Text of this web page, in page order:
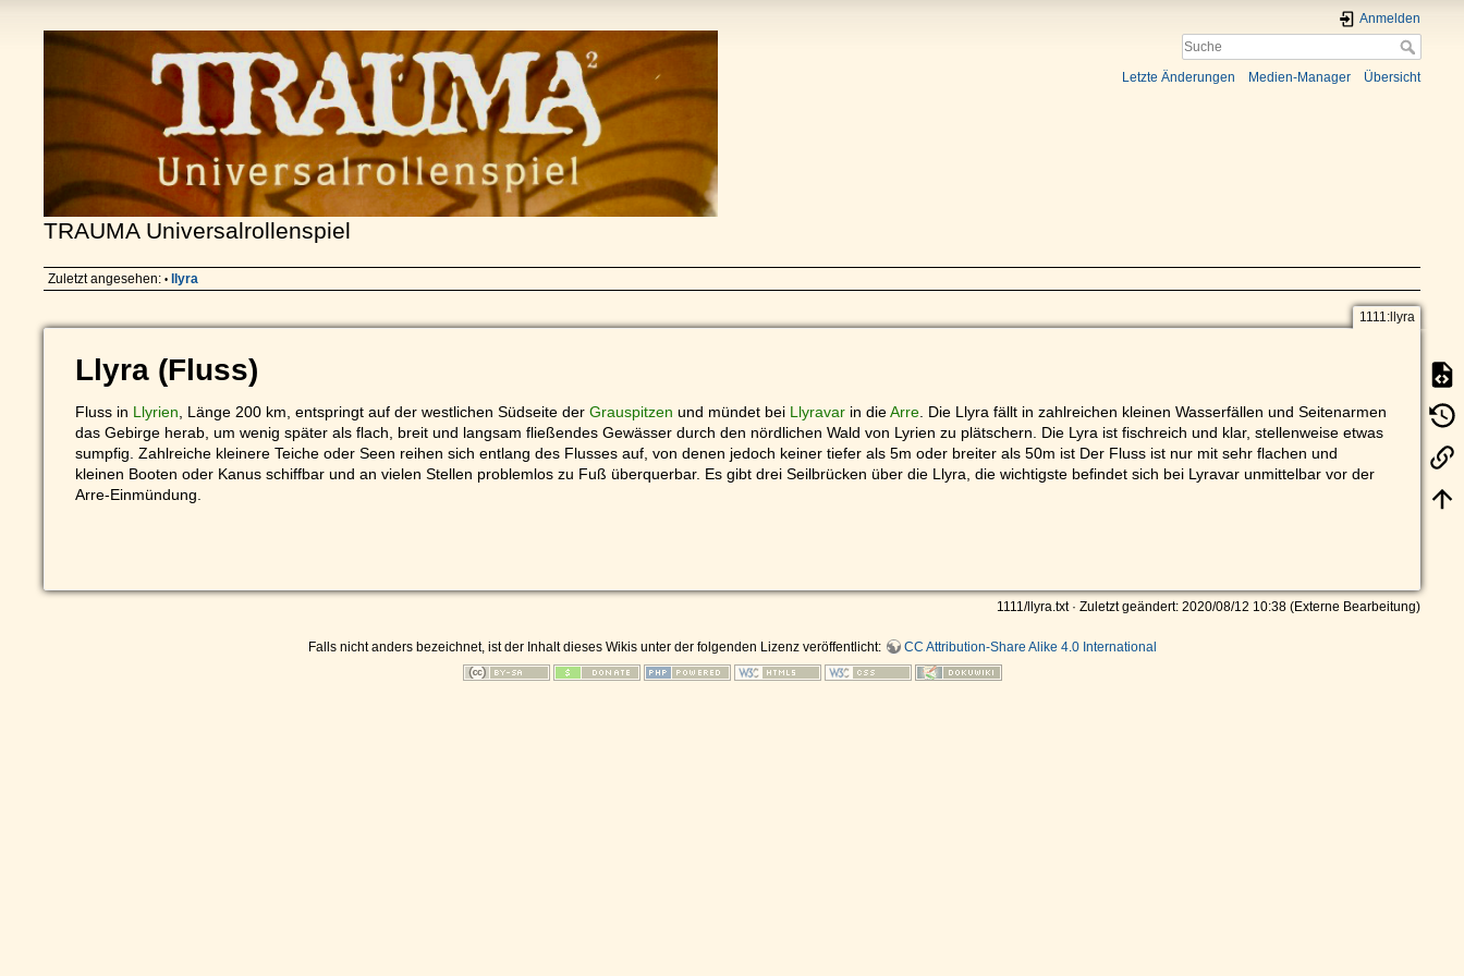
TRAUMA Universalrollenspiel
Anmelden
Letzte Änderungen Medien-Manager Übersicht
Zuletzt angesehen: • llyra
1111:llyra
Llyra (Fluss)
Fluss in Llyrien , Länge 200 km, entspringt auf der westlichen Südseite der Grauspitzen und mündet bei Llyravar in dieArre . Die Llyra fällt in zahlreichen kleinen Wasserfällen und Seitenarmen
das Gebirge herab, um wenig später als flach, breit und langsam fließendes Gewässer durch den nördlichen Wald von Lyrien zu plätschern. Die Lyra ist fischreich und klar, stellenweise etwas
sumpfig. Zahlreiche kleinere Teiche oder Seen reihen sich entlang des Flusses auf, von denen jedoch keiner tiefer als 5m oder breiter als 50m ist Der Fluss ist nur mit sehr flachen und
kleinen Booten oder Kanus schiffbar und an vielen Stellen problemlos zu Fuß überquerbar. Es gibt drei Seilbrücken über die Llyra, die wichtigste befindet sich bei Lyravar unmittelbar vor der
Arre-Einmündung.
1111/llyra.txt· Zuletzt geändert: 2020/08/12 10:38 (Externe Bearbeitung)
Falls nicht anders bezeichnet, ist der Inhalt dieses Wikis unter der folgenden Lizenz veröffentlicht: CC Attribution-Share Alike 4.0 International